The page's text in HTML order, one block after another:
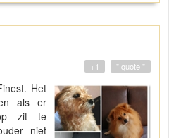
" quote "
+1
Het
als er
zit te
niet